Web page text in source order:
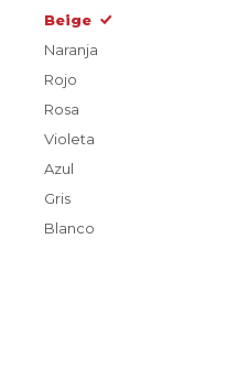
Beige
Naranja
Rojo
Rosa
Violeta
Azul
Gris
Blanco